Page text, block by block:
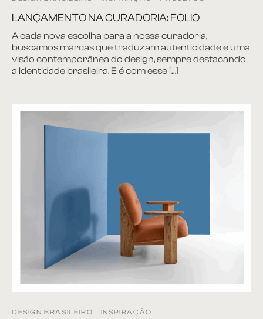
LANÇAMENTO NA CURADORIA: FOLIO
A cada nova escolha para a nossa curadoria,
buscamos marcas que traduzam autenticidade e uma
visão contemporânea do design, sempre destacando
a identidade brasileira. E é com esse […]
DESIGN BRASILEIRO INSPIRAÇÃO